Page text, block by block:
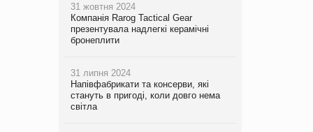
31 жовтня 2024
Компанія Rarog Tactical Gear
презентувала надлегкі керамічні
бронеплити
31 липня 2024
Напівфабрикати та консерви, які
стануть в пригоді, коли довго нема
світла